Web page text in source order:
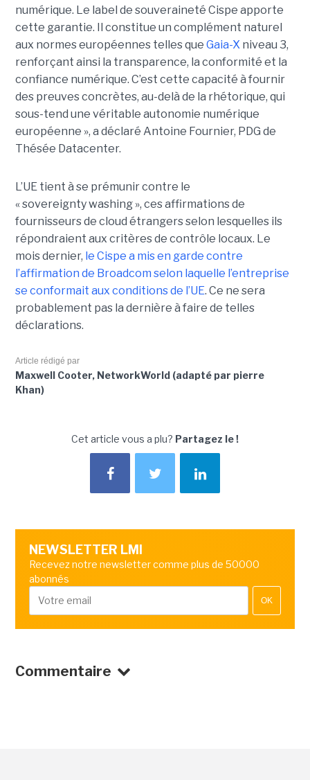
numérique. Le label de souveraineté Cispe apporte
cette garantie. Il constitue un complément naturel
aux normes européennes telles que Gaia-Xniveau 3,
renforçant ainsi la transparence, la conformité et la
confiance numérique. C’est cette capacité à fournir
des preuves concrètes, au-delà de la rhétorique, qui
sous-tend une véritable autonomie numérique
européenne », a déclaré Antoine Fournier, PDG de
Thésée Datacenter.
L’UE tient à se prémunir contre le
« sovereignty washing », ces affirmations de
fournisseurs de cloud étrangers selon lesquelles ils
répondraient aux critères de contrôle locaux. Le
mois dernier, le Cispe a mis en garde contre
l’affirmation de Broadcom selon laquelle l’entreprise
se conformait aux conditions de l’UE. Ce ne sera
probablement pas la dernière à faire de telles
déclarations.
Article rédigé par
Maxwell Cooter, NetworkWorld (adapté par pierre
Khan)
Cet article vous a plu? Partagez le !
NEWSLETTER LMI
Recevez notre newsletter comme plus de 50000
abonnés
OK
Commentaire